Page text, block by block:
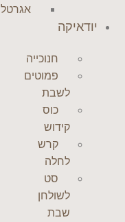
אגרטל
יודאיקה
חנוכייה
פמוטים
לשבת
כוס
קידוש
קרש
לחלה
סט
לשולחן
שבת